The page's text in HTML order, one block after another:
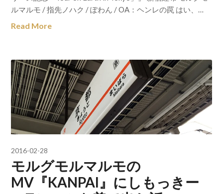
ルマルモ / 指先ノハク / ぽわん / OA：ヘンレの罠 はい、…
Read More
2016-02-28
モルグモルマルモの
MV『KANPAI』にしもっきー